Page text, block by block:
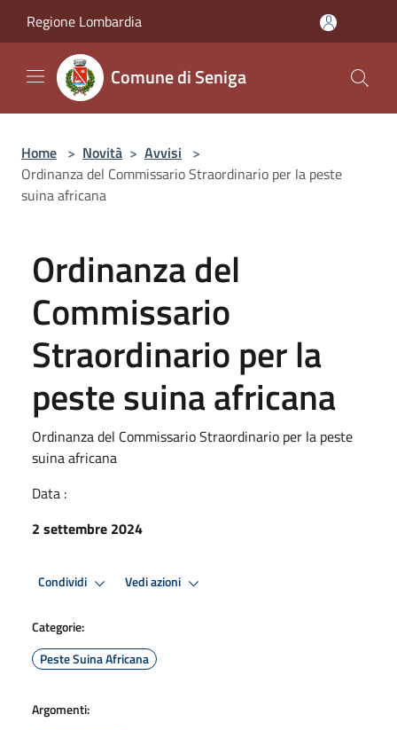
Regione Lombardia
Comune di Seniga
Home > Novità > Avvisi >
Ordinanza del Commissario Straordinario per la peste
suina africana
Ordinanza del
Commissario
Straordinario per la
peste suina africana
Ordinanza del Commissario Straordinario per la peste
suina africana
Data :
2 settembre 2024
Condividi Vedi azioni
Categorie:
Peste Suina Africana
Argomenti: